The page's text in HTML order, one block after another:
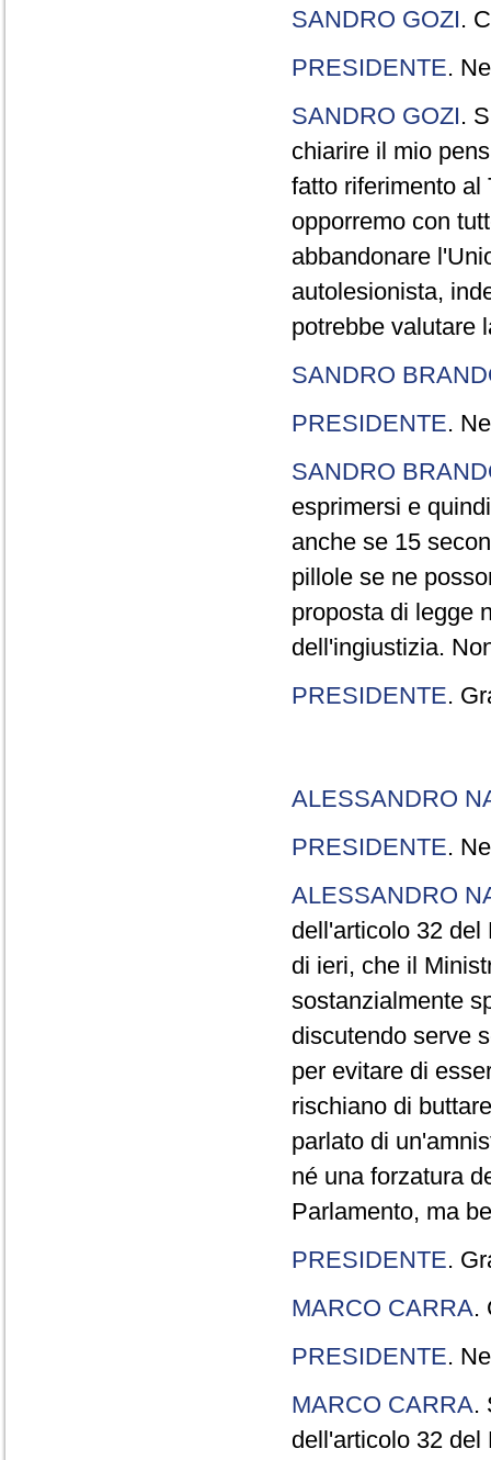
SANDRO GOZI.
PRESIDENTE.
SANDRO GOZI.
chiarire il mio
fatto riferimento al
opporremo con
abbandonare
autolesionista,
potrebbe valutare
SANDRO
PRESIDENTE.
SANDRO
esprimersi e
anche se 15
pillole se ne
proposta di legge
dell'ingiustizia.
PRESIDENTE.
ALESSANDRO
PRESIDENTE.
ALESSANDRO
dell'articolo 32 del
di ieri, che il
sostanzialmente
discutendo serve
per evitare di
rischiano di
parlato di
né una forzatura
Parlamento, ma
PRESIDENTE.
MARCO CARRA.
PRESIDENTE.
MARCO CARRA.
dell'articolo 32 del